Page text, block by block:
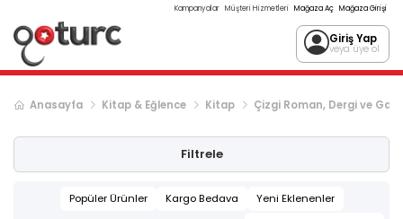
Kampanyalar Müşteri Hizmetleri Mağaza Aç Mağaza Girişi
Giriş Yap
veya üye ol
Anasayfa Kitap & Eğlence Kitap Çizgi Roman, Dergi ve
Filtrele
Popüler Ürünler Kargo Bedava Yeni Eklenenler